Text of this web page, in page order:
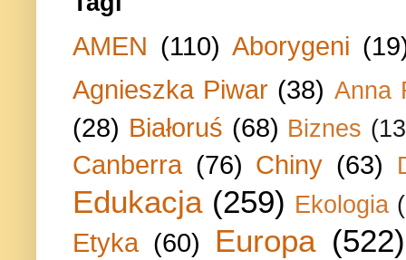
AMEN (110) Aborygeni
Agnieszka Piwar (38) Anna
(28) Białoruś (68) Biznes
Canberra (76) Chiny (63)
Edukacja (259) Ekologia
Etyka (60) Europa (522)